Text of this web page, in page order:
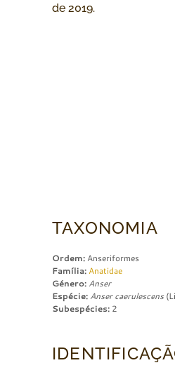
de 2019.
TAXONOMIA
Ordem: Anseriformes
Família: Anatidae
Género: Anser
Espécie: Anser caerulescens
Subespécies: 2